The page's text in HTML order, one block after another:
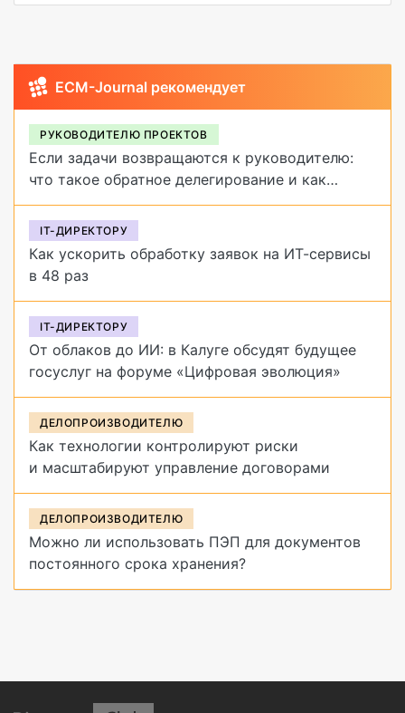
ECM-Journal рекомендует
РУКОВОДИТЕЛЮ ПРОЕКТОВ
Если задачи возвращаются к руководителю:
что такое обратное делегирование и как
от него избавиться
IT-ДИРЕКТОРУ
Как ускорить обработку заявок на ИТ-сервисы
в 48 раз
IT-ДИРЕКТОРУ
От облаков до ИИ: в Калуге обсудят будущее
госуслуг на форуме «Цифровая эволюция»
ДЕЛОПРОИЗВОДИТЕЛЮ
Как технологии контролируют риски
и масштабируют управление договорами
ДЕЛОПРОИЗВОДИТЕЛЮ
Можно ли использовать ПЭП для документов
постоянного срока хранения?